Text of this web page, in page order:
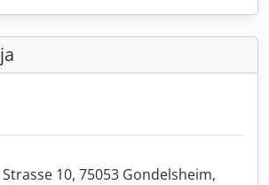
10, 75053 Gondelsheim,